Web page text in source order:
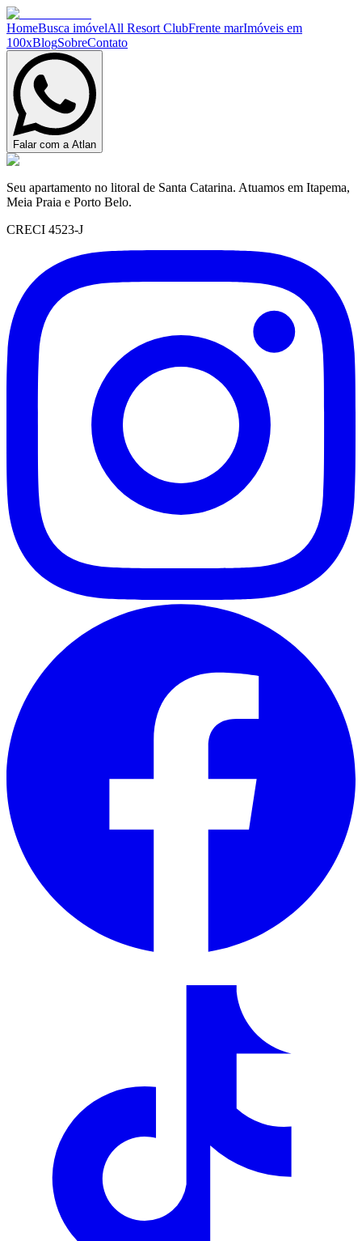
HomeBusca imóvelAll Resort ClubFrente marImóveis em
100xBlogSobreContato
Falar com a Atlan
Seu apartamento no litoral de Santa Catarina. Atuamos em Itapema,
Meia Praia e Porto Belo.
CRECI 4523-J